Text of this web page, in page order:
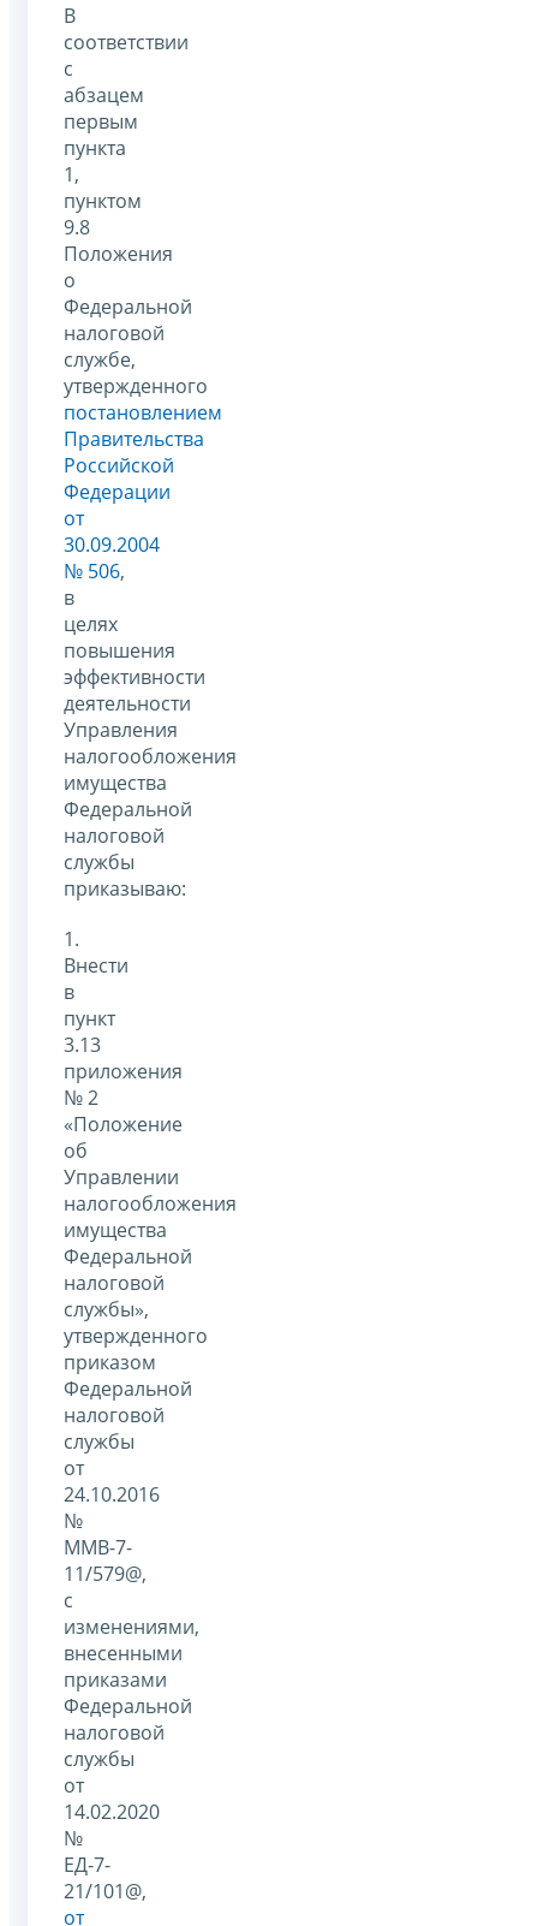
В
соответствии
с
абзацем
первым
пункта
1,
пунктом
9.8
Положения
о
Федеральной
налоговой
службе,
утвержденного
постановлением
Правительства
Российской
Федерации
от
30.09.2004
№ 506,
в
целях
повышения
эффективности
деятельности
Управления
налогообложения
имущества
Федеральной
налоговой
службы
приказываю:
1.
Внести
в
пункт
3.13
приложения
№ 2
«Положение
об
Управлении
налогообложения
имущества
Федеральной
налоговой
службы»,
утвержденного
приказом
Федеральной
налоговой
службы
от
24.10.2016
№
ММВ-7-
11/579@,
с
изменениями,
внесенными
приказами
Федеральной
налоговой
службы
от
14.02.2020
№
ЕД-7-
21/101@,
от